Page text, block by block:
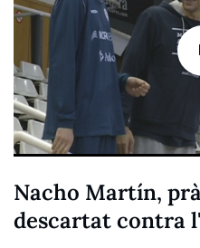
Nacho Martín,
descartat contra